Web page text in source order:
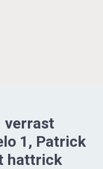
verrast
1, Patrick
hattrick